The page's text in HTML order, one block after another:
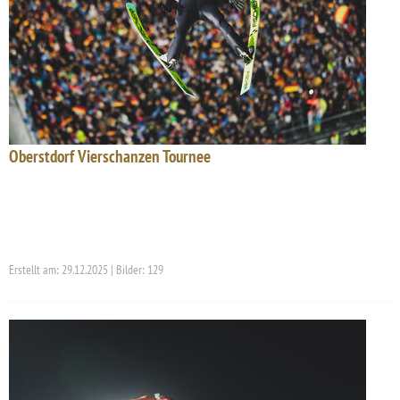
Oberstdorf Vierschanzen Tournee
Erstellt am: 29.12.2025 | Bilder: 129